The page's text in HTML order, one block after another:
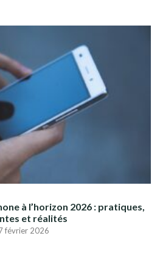
à l’horizon 2026 : pratiques,
et réalités
février 2026